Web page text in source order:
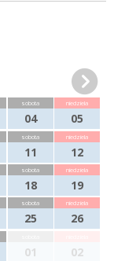
sobota
04
niedziela
05
sobota
11
niedziela
12
sobota
18
niedziela
19
sobota
25
niedziela
26
01 02